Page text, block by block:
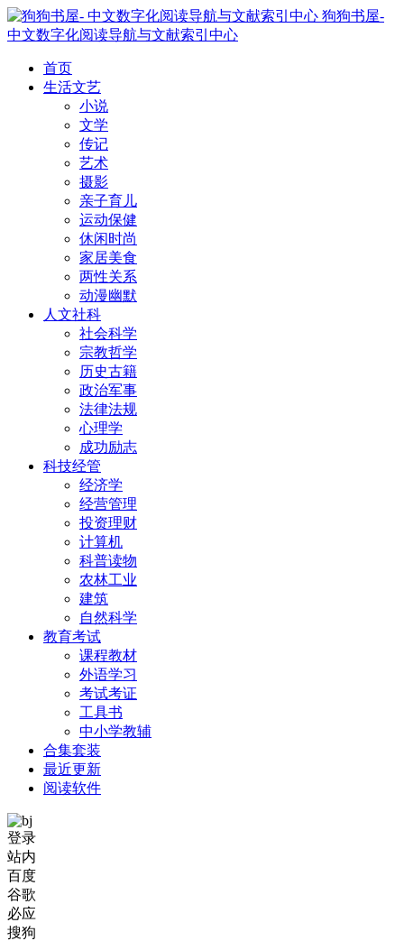
狗狗书屋-
中文数字化阅读导航与文献索引中心
首页
生活文艺
小说
文学
传记
艺术
摄影
亲子育儿
运动保健
休闲时尚
家居美食
两性关系
动漫幽默
人文社科
社会科学
宗教哲学
历史古籍
政治军事
法律法规
心理学
成功励志
科技经管
经济学
经营管理
投资理财
计算机
科普读物
农林工业
建筑
自然科学
教育考试
课程教材
外语学习
考试考证
工具书
中小学教辅
合集套装
最近更新
阅读软件
登录
站内
百度
谷歌
必应
搜狗